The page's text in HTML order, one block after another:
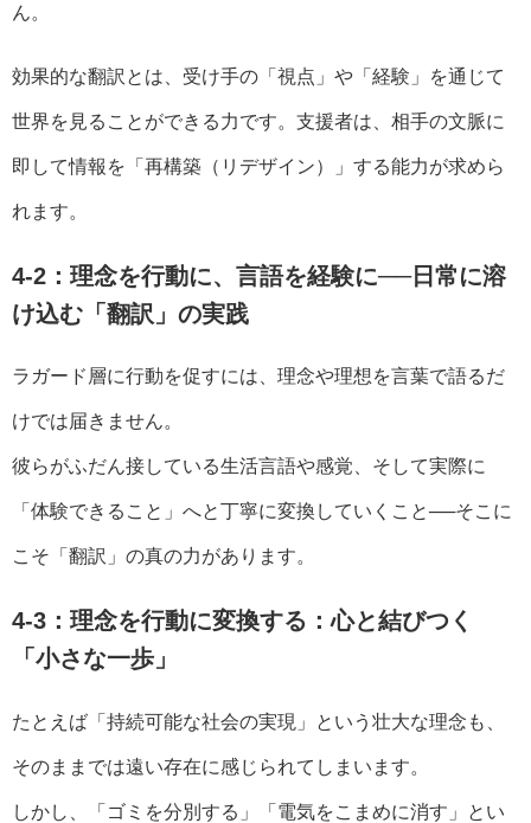
ん。
効果的な翻訳とは、受け手の「視点」や「経験」を通じて
世界を見ることができる力です。支援者は、相手の文脈に
即して情報を「再構築（リデザイン）」する能力が求めら
れます。
4-2：理念を行動に、言語を経験に──日常に溶
け込む「翻訳」の実践
ラガード層に行動を促すには、理念や理想を言葉で語るだ
けでは届きません。
彼らがふだん接している生活言語や感覚、そして実際に
「体験できること」へと丁寧に変換していくこと──そこに
こそ「翻訳」の真の力があります。
4-3：理念を行動に変換する：心と結びつく
「小さな一歩」
たとえば「持続可能な社会の実現」という壮大な理念も、
そのままでは遠い存在に感じられてしまいます。
しかし、「ゴミを分別する」「電気をこまめに消す」とい